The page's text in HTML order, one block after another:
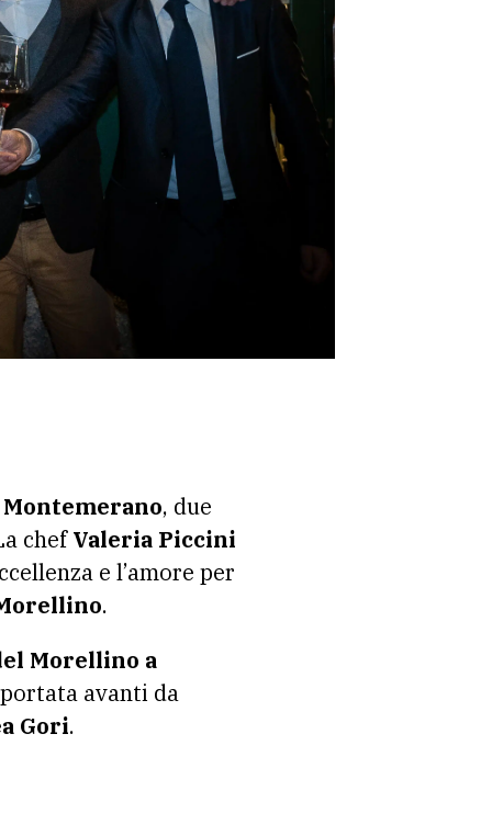
Montemerano, due
chefValeria Piccini
e l’amore per
.
Morellino a
avanti da
Gori.